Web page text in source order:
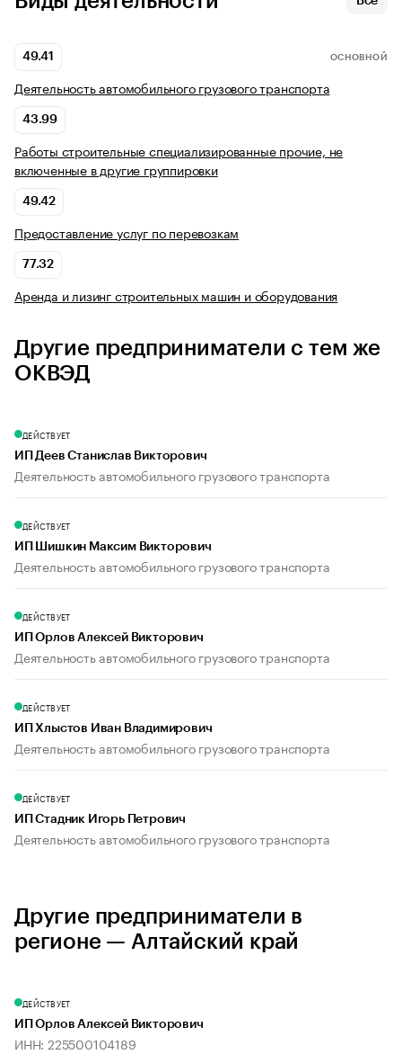
49.41 ОСНОВНОЙ
Деятельность автомобильного грузового транспорта
43.99
Работы строительные специализированные прочие, не
включенные в другие группировки
49.42
Предоставление услуг по перевозкам
77.32
Аренда и лизинг строительных машин и оборудования
Другие предприниматели с тем же
ОКВЭД
ДЕЙСТВУЕТ
ИП Деев Станислав Викторович
Деятельность автомобильного грузового транспорта
ДЕЙСТВУЕТ
ИП Шишкин Максим Викторович
Деятельность автомобильного грузового транспорта
ДЕЙСТВУЕТ
ИП Орлов Алексей Викторович
Деятельность автомобильного грузового транспорта
ДЕЙСТВУЕТ
ИП Хлыстов Иван Владимирович
Деятельность автомобильного грузового транспорта
ДЕЙСТВУЕТ
ИП Стадник Игорь Петрович
Деятельность автомобильного грузового транспорта
Другие предприниматели в
регионе — Алтайский край
ДЕЙСТВУЕТ
ИП Орлов Алексей Викторович
ИНН: 225500104189